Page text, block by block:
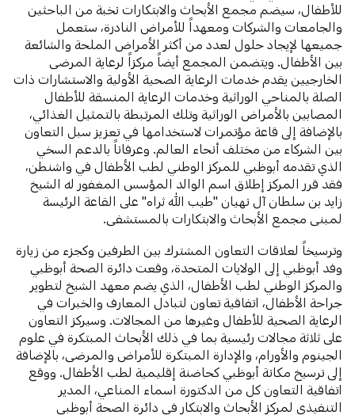
للأطفال، سيضم مجمع الأبحاث والابتكارات نخبة من الباحثين
والجامعات والشركات ومعهداً للأمراض النادرة، ستعمل
جميعها لإيجاد حلول لعدد من أكثر الأمراض الملحة والشائعة
بين الأطفال. ويتضمن المجمع أيضاً مركزاً لرعاية المرضى
الخارجيين يقدم خدمات الرعاية الصحية الأولية والاستشارات ذات
الصلة بالمناحي الوراثية وخدمات الرعاية المنسقة للأطفال
المصابين بالأمراض الوراثية وتلك المرتبطة بالتمثيل الغذائي،
بالإضافة إلى قاعة مؤتمرات لاستخدامها في تعزيز سبل التعاون
بين الشركاء من مختلف أنحاء العالم. وعرفاناً بالدعم السخي
الذي تقدمه أبوظبي للمركز الوطني لطب الأطفال في واشنطن،
فقد قرر المركز إطلاق اسم الوالد المؤسس المغفور له الشيخ
زايد بن سلطان آل نهيان "طيب الله ثراه" على القاعة الرئيسة
لمبنى مجمع الأبحاث والابتكارات بالمستشفى.
وترسيخاً لعلاقات التعاون المشترك بين الطرفين وكجزء من زيارة
وفد أبوظبي إلى الولايات المتحدة، وقعت دائرة الصحة أبوظبي
والمركز الوطني لطب الأطفال، الذي يضم معهد الشيخ لتطوير
جراحة الأطفال، اتفاقية تعاون لتبادل المعارف والخبرات في
الرعاية الصحية للأطفال وغيرها من المجالات. وسيركز التعاون
على ثلاثة مجالات رئيسية بما في ذلك الأبحاث المبتكرة في علوم
الجينوم والأورام، والإدارة المبتكرة للأمراض والمرضى، بالإضافة
إلى ترسيخ مكانة أبوظبي كحاضنة إقليمية لطب الأطفال. ووقع
اتفاقية التعاون كل من الدكتورة اسماء المناعي، المدير
التنفيذي لمركز الأبحاث والابتكار في دائرة الصحة أبوظبي